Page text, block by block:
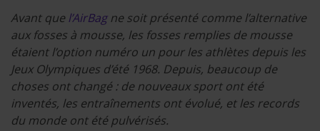
Avant que l’AirBagne soit présenté comme l’alternative
aux fosses à mousse, les fosses remplies de mousse
étaient l’option numéro un pour les athlètes depuis les
Jeux Olympiques d’été 1968. Depuis, beaucoup de
choses ont changé : de nouveaux sport ont été
inventés, les entraînements ont évolué, et les records
du monde ont été pulvérisés.